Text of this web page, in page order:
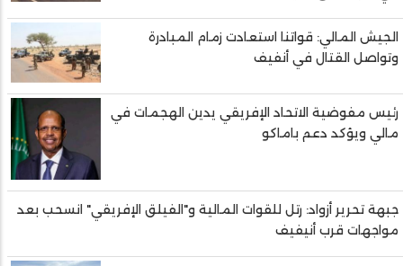
الجيش المالي: قواتنا استعادت زمام المبادرة
وتواصل القتال في أنفيف
رئيس مفوضية الاتحاد الإفريقي يدين الهجمات في
مالي ويؤكد دعم باماكو
جبهة تحرير أزواد: رتل للقوات المالية و"الفيلق الإفريقي" انسحب بعد
مواجهات قرب أنيفيف